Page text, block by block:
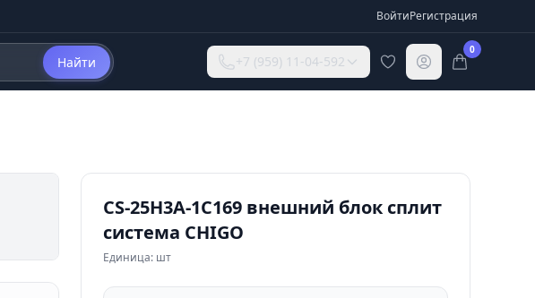
ВойтиРегистрация
Найти +7 (959) 11-04-592
0
CS-25H3A-1C169 внешний блок сплит
система CHIGO
Единица: шт